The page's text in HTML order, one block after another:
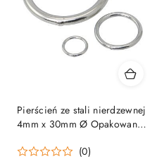
Pierścień ze stali nierdzewnej
4mm x 30mm Ø Opakowanie
(0)